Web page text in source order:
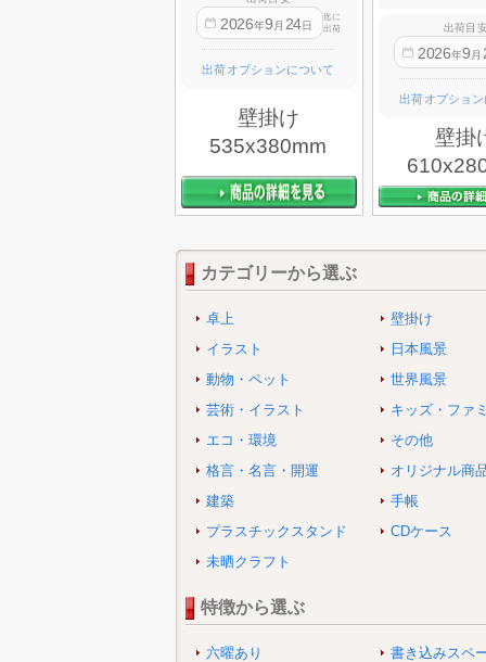
2026年9 月 24日
迄に
出荷
出荷オプションについて
壁掛け
535x380mm
出荷目
2026年9 月
出荷オプショ
壁掛
カテゴリーから選ぶ
卓上
壁掛け
イラスト
日本風景
動物・ペット
世界風景
芸術・イラスト
キッズ・ファ
エコ・環境
その他
格言・名言・開運
オリジナル商
建築
手帳
プラスチックスタンド
CDケース
未晒クラフト
特徴から選ぶ
六曜あり
書き込みスペ